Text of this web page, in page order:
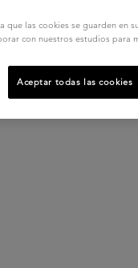
que las cookies se guarden en
con nuestros estudios para
Aceptar todas las cookies